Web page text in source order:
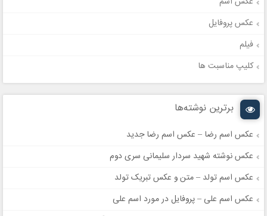
عکس پروفایل
فیلم
کلیپ مناسبت ها
برترین نوشته‌ها
عکس اسم رضا – عکس اسم رضا جدید
عکس نوشته شهید سردار سلیمانی سری دوم
عکس اسم تولد – متن و عکس تبریک تولد
عکس اسم علی – پروفایل در مورد اسم علی